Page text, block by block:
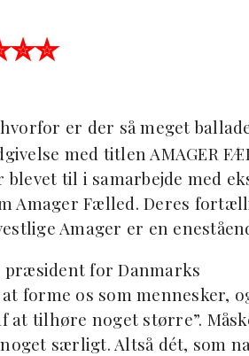
er der så meget
med titlen AMAGER
til i samarbejde med
Amager Fælled. Deres
Amager er en
præsident for Danmarks
forme os som mennesker,
tilhøre noget større”.
særligt. Altså dét, som